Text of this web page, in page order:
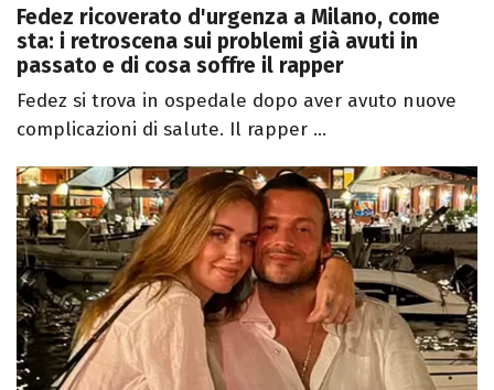
Fedez ricoverato d'urgenza a Milano, come
sta: i retroscena sui problemi già avuti in
passato e di cosa soffre il rapper
Fedez si trova in ospedale dopo aver avuto nuove
complicazioni di salute. Il rapper ...